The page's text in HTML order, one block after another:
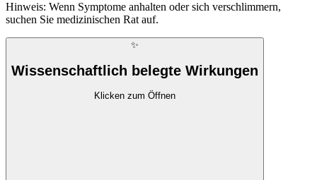
Hinweis: Wenn Symptome anhalten oder sich verschlimmern,
suchen Sie medizinischen Rat auf.
✨
Wissenschaftlich belegte Wirkungen
Klicken zum Öffnen